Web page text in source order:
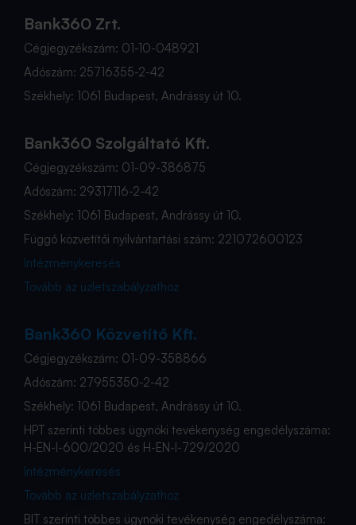
Bank360 Zrt.
Cégjegyzékszám: 01-10-048921
Adószám: 25716355-2-42
Székhely: 1061 Budapest, Andrássy út 10.
Bank360 Szolgáltató Kft.
Cégjegyzékszám: 01-09-386875
Adószám: 29317116-2-42
Székhely: 1061 Budapest, Andrássy út 10.
Függő közvetítői nyilvántartási szám: 221072600123
Intézménykeresés
Tovább az üzletszabályzathoz
Bank360 Közvetítő Kft.
Cégjegyzékszám: 01-09-358866
Adószám: 27955350-2-42
Székhely: 1061 Budapest, Andrássy út 10.
HPT szerinti többes ügynöki tevékenység engedélyszáma:
H-EN-I-600/2020 és H-EN-I-729/2020
Intézménykeresés
Tovább az üzletszabályzathoz
BIT szerinti többes ügynöki tevékenység engedélyszáma: